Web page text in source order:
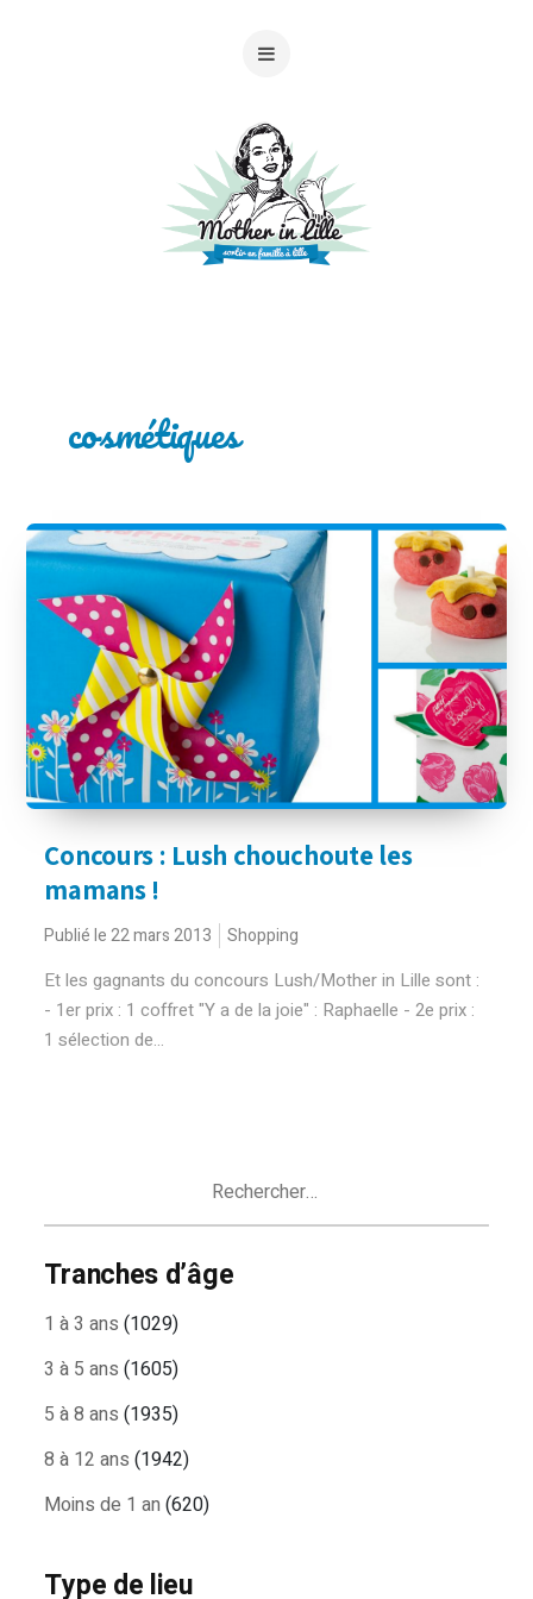
cosmétiques
Concours : Lush chouchoute les
mamans !
Publié le 22 mars 2013 Shopping
Et les gagnants du concours Lush/Mother in Lille sont :
- 1er prix : 1 coffret "Y a de la joie" : Raphaelle - 2e prix :
1 sélection de...
Tranches d’âge
1 à 3 ans (1029)
3 à 5 ans (1605)
5 à 8 ans (1935)
8 à 12 ans (1942)
Moins de 1 an (620)
Type de lieu